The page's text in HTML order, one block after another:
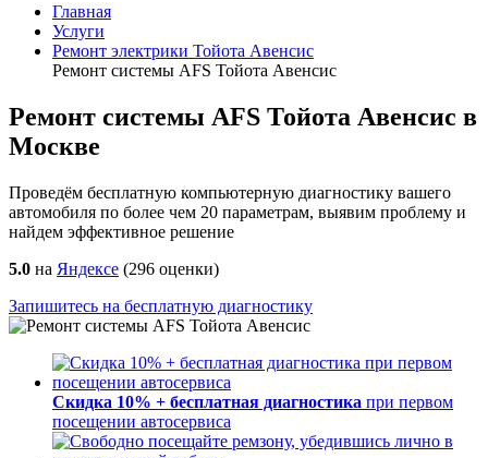
Главная
Услуги
Ремонт электрики Тойота Авенсис
Ремонт системы AFS Тойота Авенсис
Ремонт системы AFS Тойота Авенсис в
Москве
Проведём бесплатную компьютерную диагностику вашего
автомобиля по более чем 20 параметрам, выявим проблему и
найдем эффективное решение
5.0 на Яндексе (296 оценки)
Запишитесь на бесплатную диагностику
Скидка 10% + бесплатная диагностика при первом
посещении автосервиса